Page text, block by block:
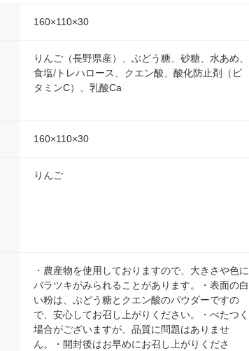
160×110×30
りんご（長野県産）、ぶどう糖、砂糖、水あめ、
食塩/トレハロース、クエン酸、酸化防止剤（ビ
タミンC）、乳酸Ca
160×110×30
りんご
・農産物を使用しておりますので、大きさや色に
バラツキがみられることがあります。・表面の白
い粉は、ぶどう糖とクエン酸のパウダーですの
で、安心してお召し上がりください。・べたつく
場合がございますが、品質に問題はありませ
ん。・開封後はお早めにお召し上がりくださ